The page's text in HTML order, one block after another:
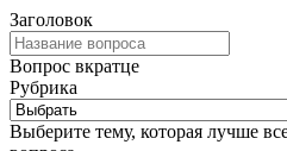
Заголовок
Вопрос вкратце
Рубрика
Выберите тему, которая лучше